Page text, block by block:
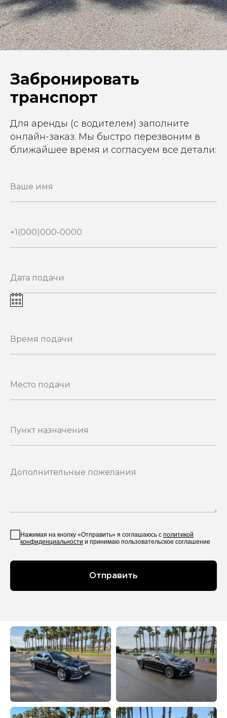
Забронировать
транспорт
Для аренды (с водителем) заполните
онлайн-заказ. Мы быстро перезвоним в
ближайшее время и согласуем все детали:
Нажимая на кнопку «Отправить» я соглашаюсь с политикой
конфиденциальности и принимаю пользовательское соглашение
Отправить